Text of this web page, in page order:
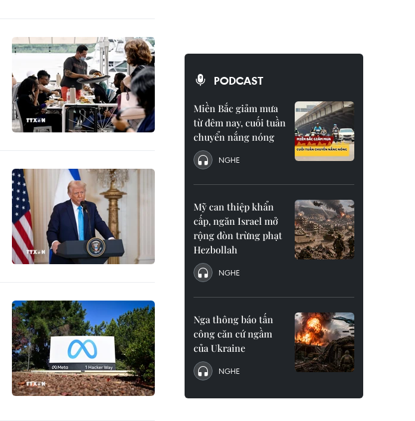
PODCAST
Miền Bắc giảm mưa
từ đêm nay, cuối tuần
chuyển nắng nóng
NGHE
Mỹ can thiệp khẩn
cấp, ngăn Israel mở
rộng đòn trừng phạt
Hezbollah
NGHE
Nga thông báo tấn
công căn cứ ngầm
của Ukraine
NGHE